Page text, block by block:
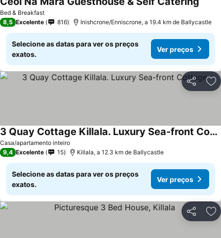
Bed & Breakfast
8,5 Excelente 816 Inishcrone/Enniscrone, a 19.4 km de Ballycastle
Selecione as datas para ver os preços
exatos.
Ver preços
Partilhar
Casa/apartamento inteiro
3 Quay Cottage Killala. Luxury Sea-front Cottage
Ver preços
9,4 Excelente 15 Killala, a 12.3 km de Ballycastle
Selecione as datas para ver os preços
exatos.
Ver preços
Partilhar